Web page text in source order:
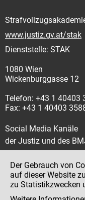
www.justiz.gv.at/stak
Dienststelle: STAK
1080 Wien
Wickenburggasse 12
Telefon: +43 1 40403
Fax: +43 1 40403
Social Media Kanäle
der Justiz und des
Impressum
Der Gebrauch von
auf dieser Website
zu Statistikzwecken